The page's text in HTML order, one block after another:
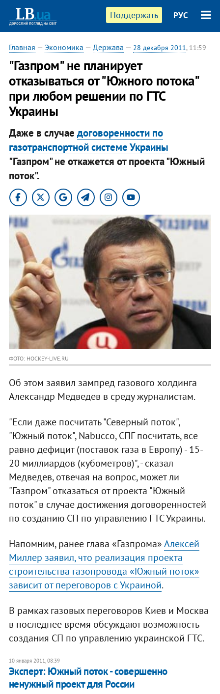
Поддержать РУС
Главная — Экономика — Держава — 28 декабря 2011, 11:59
"Газпром" не планирует
отказываться от "Южного потока"
при любом решении по ГТС
Украины
Даже в случае договоренности по
газотранспортной системе Украины
"Газпром" не откажется от проекта "Южный
поток".
ФОТО: HOCKEY-LIVE.RU
Об этом заявил зампред газового холдинга
Александр Медведев в среду журналистам.
"Если даже посчитать "Северный поток",
"Южный поток", Nabucco, СПГ посчитать, все
равно дефицит (поставок газа в Европу) - 15-
20 миллиардов (кубометров)", - сказал
Медведев, отвечая на вопрос, может ли
"Газпром" отказаться от проекта "Южный
поток" в случае достижения договоренностей
по созданию СП по управлению ГТС Украины.
Напомним, ранее глава «Газпрома»Алексей
Миллер заявил, что реализация проекта
строительства газопровода «Южный поток»
зависит от переговоров с Украиной.
В рамках газовых переговоров Киев и Москва
в последнее время обсуждают возможность
создания СП по управлению украинской ГТС.
10 января 2011, 08:39
Эксперт: Южный поток - совершенно
ненужный проект для России